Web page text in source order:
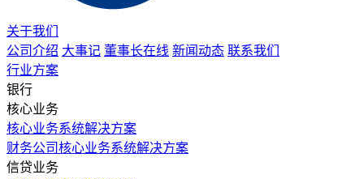
关于我们
公司介绍 大事记 董事长在线 新闻动态 联系我们
行业方案
银行
核心业务
核心业务系统解决方案
财务公司核心业务系统解决方案
信贷业务